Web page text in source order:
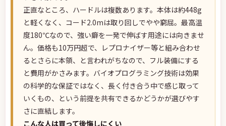
正直なところ、ハードルは複数あります。本体は約448g
と軽くなく、コード2.0mは取り回しでやや窮屈。最高温
度180℃なので、強い癖を一発で伸ばす用途には向きませ
ん。価格も10万円超で、レプロナイザー等と組み合わせ
るとさらに本領、と言われがちなので、フル装備にする
と費用がかさみます。バイオプログラミング技術は効果
の科学的な保証ではなく、長く付き合う中で感じ取って
いくもの、という前提を共有できるかどうかが選びやす
さに直結します。
こんな人は買って後悔しにくい